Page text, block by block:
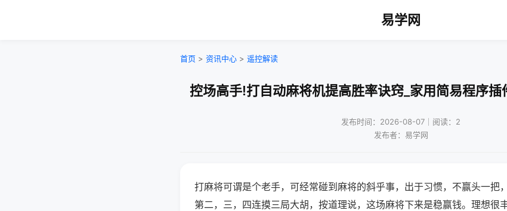
易学网
首页 > 资讯中心 > 遥控解读
控场高手!打自动麻将机提高胜率诀窍_家用简易程序
发布时间：2026-08-07｜阅读：2
发布者：易学网
打麻将可谓是个老手，可经常碰到麻将的斜乎事，出于习惯，不赢头一把
第二，三，四连摸三局大胡，按道理说，这场麻将下来是稳赢钱。理想很